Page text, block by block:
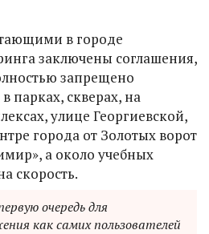
в городе
заключены соглашения,
запрещено
парках, скверах, на
улице Георгиевской,
города от Золотых ворот
а около учебных
скорость.
очередь для
как самих пользователей